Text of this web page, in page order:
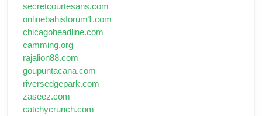
secretcourtesans.com
onlinebahisforum1.com
chicagoheadline.com
camming.org
rajalion88.com
goupuntacana.com
riversedgepark.com
zaseez.com
catchycrunch.com